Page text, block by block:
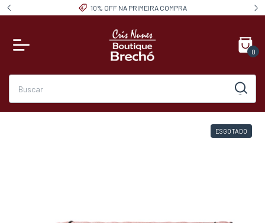
10% OFF NA PRIMEIRA COMPRA
0
ESGOTADO